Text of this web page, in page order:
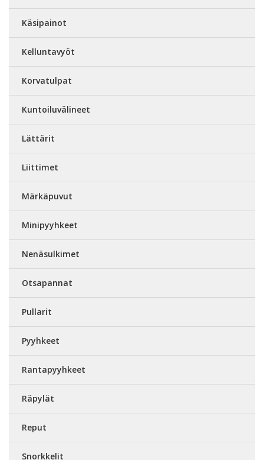
Käsipainot
Kelluntavyöt
Korvatulpat
Kuntoiluvälineet
Lättärit
Liittimet
Märkäpuvut
Minipyyhkeet
Nenäsulkimet
Otsapannat
Pullarit
Pyyhkeet
Rantapyyhkeet
Räpylät
Reput
Snorkkelit